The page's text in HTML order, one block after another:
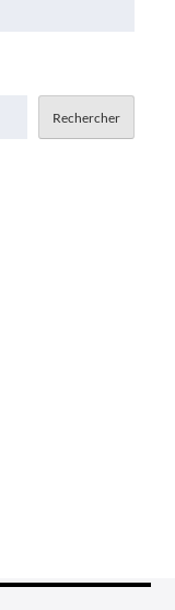
Rechercher